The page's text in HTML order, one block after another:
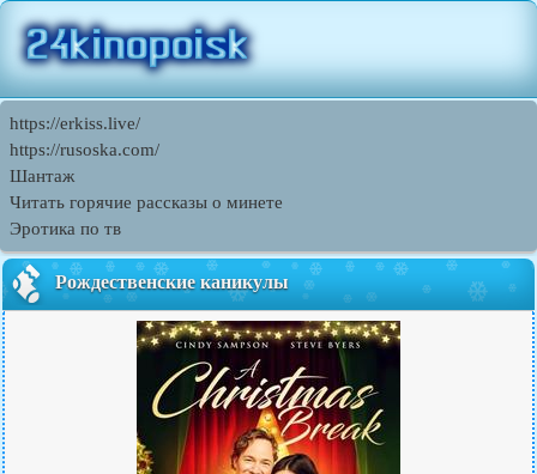
https://erkiss.live/
https://rusoska.com/
Шантаж
Читать горячие рассказы о минете
Эротика по тв
Рождественские каникулы